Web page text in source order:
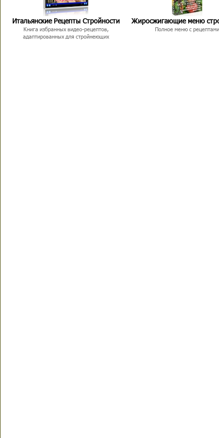
Итальянские Рецепты Стройности
Книга избранных видео-рецептов,
адаптированных для стройнеющих
Жиросжигающие меню
Полное меню с рецептами